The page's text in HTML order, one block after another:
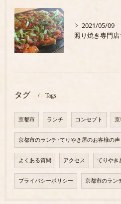
2021/05/09
タグ Tags
京都市 ランチ コンセプト
京都市のランチ･てりやき屋のお客様の声
よくある質問 アクセス てりやき
プライバシーポリシー 京都市のラン